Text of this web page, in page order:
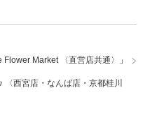
Flower Market 〈直営店共通〉 」
〈西宮店・なんば店・京都桂川